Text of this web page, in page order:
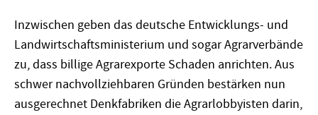
Inzwischen geben das deutsche Entwicklungs- und
Landwirtschaftsministerium und sogar Agrarverbände
zu, dass billige Agrarexporte Schaden anrichten. Aus
schwer nachvollziehbaren Gründen bestärken nun
ausgerechnet Denkfabriken die Agrarlobbyisten darin,